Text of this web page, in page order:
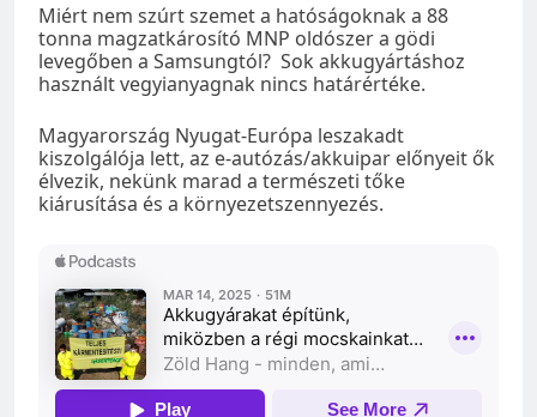
Miért nem szúrt szemet a hatóságoknak a 88
tonna magzatkárosító MNP oldószer a gödi
levegőben a Samsungtól? Sok akkugyártáshoz
használt vegyianyagnak nincs határértéke.
Magyarország Nyugat-Európa leszakadt
kiszolgálója lett, az e-autózás/akkuipar előnyeit ők
élvezik, nekünk marad a természeti tőke
kiárusítása és a környezetszennyezés.